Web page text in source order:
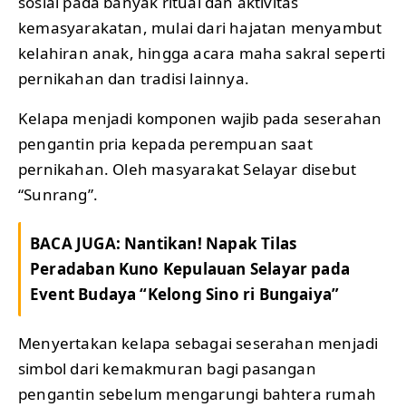
kemasyarakatan, mulai dari hajatan menyambut
kelahiran anak, hingga acara maha sakral seperti
pernikahan dan tradisi lainnya.
Kelapa menjadi komponen wajib pada seserahan
pengantin pria kepada perempuan saat
pernikahan. Oleh masyarakat Selayar disebut
“Sunrang”.
BACA JUGA: Nantikan! Napak Tilas
Peradaban Kuno Kepulauan Selayar pada
Event Budaya “Kelong Sino ri Bungaiya”
Menyertakan kelapa sebagai seserahan menjadi
simbol dari kemakmuran bagi pasangan
pengantin sebelum mengarungi bahtera rumah